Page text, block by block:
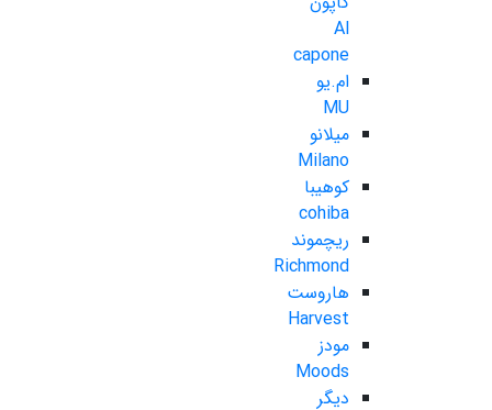
Al
capone
ام.یو
MU
میلانو
Milano
کوهیبا
cohiba
ریچموند
Richmond
هاروست
Harvest
مودز
Moods
دیگر